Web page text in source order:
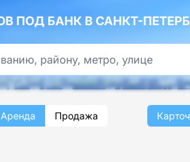
ПОД БАНК В САНКТ-
Аренда Продажа